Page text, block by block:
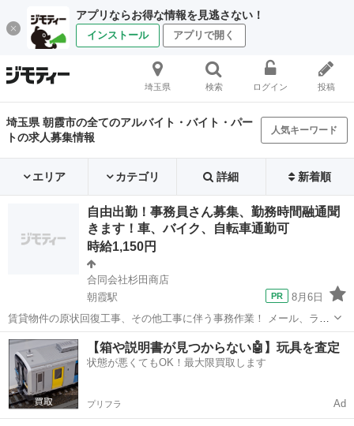
アプリならお得な情報を見逃さない！
インストール アプリで開く
埼玉県 検索 ログイン 投稿
埼玉県 朝霞市の全てのアルバイト・バイト・パー
トの求人募集情報
人気キーワード
エリア カテゴリ 詳細 新着順
自由出勤！事務員さん募集、勤務時間融通聞
きます！車、バイク、自転車通勤可
時給1,150円
合同会社杉田商店
朝霞駅
8月6日
賃貸物件の原状回復工事、その他工事に伴う事務作業！ メール、ライ
ン対応、協力業者様への発注書作成、管理会社への請求書作成及び送
付、簡単な見積書作成、鍵の郵送等お任せします。 試用期間有。 休
日：年末年始、夏季、ゴールデ...
埼玉 朝霞市 朝霞駅 一般事務 事務員
【箱や説明書が見つからない🤖】玩具を査定
状態が悪くてもOK！最大限買取します
プリフラ Ad